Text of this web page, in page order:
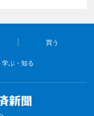
買う
学ぶ・知る